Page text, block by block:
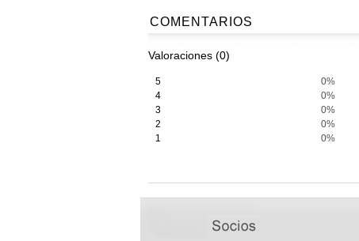
COMENTARIOS
Valoraciones (0)
5
0%
4
0%
3
0%
2
0%
1
0%